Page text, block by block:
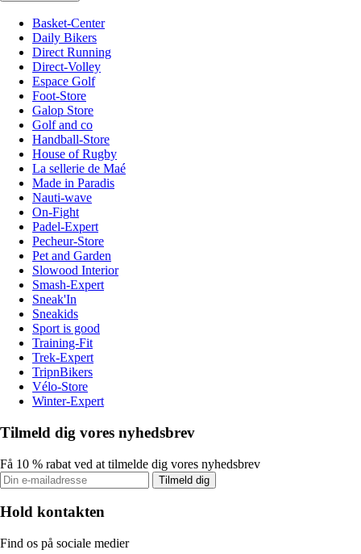
Basket-Center
Daily Bikers
Direct Running
Direct-Volley
Espace Golf
Foot-Store
Galop Store
Golf and co
Handball-Store
House of Rugby
La sellerie de Maé
Made in Paradis
Nauti-wave
On-Fight
Padel-Expert
Pecheur-Store
Pet and Garden
Slowood Interior
Smash-Expert
Sneak'In
Sneakids
Sport is good
Training-Fit
Trek-Expert
TripnBikers
Vélo-Store
Winter-Expert
Tilmeld dig vores nyhedsbrev
Få 10 % rabat ved at tilmelde dig vores nyhedsbrev
Tilmeld dig
Hold kontakten
Find os på sociale medier